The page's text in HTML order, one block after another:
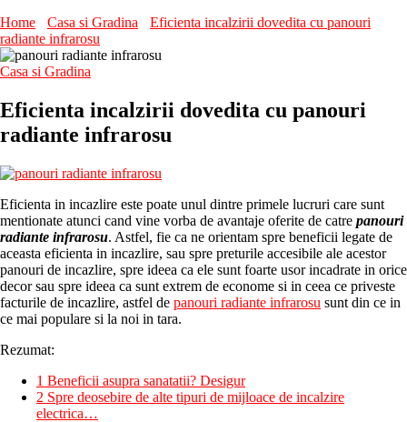
Home
Casa si Gradina
Eficienta incalzirii dovedita cu panouri
radiante infrarosu
Casa si Gradina
Eficienta incalzirii dovedita cu panouri
radiante infrarosu
Eficienta in incazlire este poate unul dintre primele lucruri care sunt
mentionate atunci cand vine vorba de avantaje oferite de catre panouri
radiante infrarosu. Astfel, fie ca ne orientam spre beneficii legate de
aceasta eficienta in incazlire, sau spre preturile accesibile ale acestor
panouri de incazlire, spre ideea ca ele sunt foarte usor incadrate in orice
decor sau spre ideea ca sunt extrem de econome si in ceea ce priveste
facturile de incazlire, astfel de panouri radiante infrarosu sunt din ce in
ce mai populare si la noi in tara.
Rezumat:
1 Beneficii asupra sanatatii? Desigur
2 Spre deosebire de alte tipuri de mijloace de incalzire
electrica…